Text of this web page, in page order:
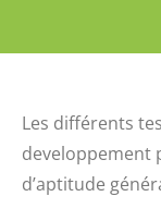
Les différents
developpement
d’aptitude